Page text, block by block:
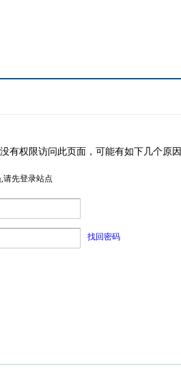
有权限访问此页面，可能有如下几个原因
请先登录站点
找回密码